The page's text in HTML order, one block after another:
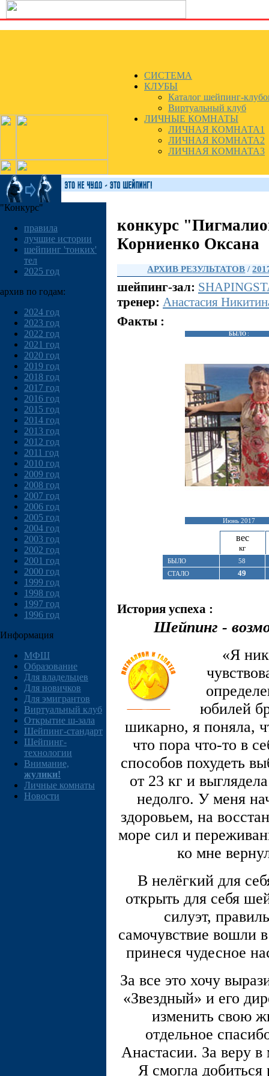
СИСТЕМА
КЛУБЫ
Каталог шейпинг-
Виртуальный клуб
ЛИЧНЫЕ КОМНАТЫ
ЛИЧНАЯ КОМНАТА1
ЛИЧНАЯ КОМНАТА2
ЛИЧНАЯ КОМНАТА3
"Конкурс"
правила
лучшие истории
шейпинг 'тонких'
тел
2025 год
архив по годам:
2024 год
2023 год
2022 год
2021 год
2020 год
2019 год
2018 год
2017 год
2016 год
2015 год
2014 год
2013 год
2012 год
2011 год
2010 год
2009 год
2008 год
2007 год
2006 год
2005 год
2004 год
2003 год
2002 год
2001 год
2000 год
1999 год
1998 год
1997 год
1996 год
Информация
МФШ
Образование
Для владельцев
Для новичков
Для эмигрантов
Виртуальный клуб
Открытие ш-зала
Шейпинг-стандарт
Шейпинг-
технологии
Внимание,
жулики!
Личные комнаты
Новости
конкурс
Корниенко Оксана
АРХИВ РЕЗУЛЬТАТОВ /
шейпинг-зал:
тренер: Анастасия
Факты :
БЫЛО :
Июнь 2017
вес
кг
БЫЛО
58
СТАЛО
49
История успеха :
Шейпинг -
«Я
юбилей
шикарно, я поняла,
что пора что-то в
способов похудеть
от 23 кг и
недолго. У меня
здоровьем, на
море сил и
ко мне
В нелёгкий для
открыть для себя
силуэт,
самочувствие вошли
принеся чудесное
За все это хочу
«Звездный» и его
изменить свою
отдельное
Анастасии. За веру
Я смогла добиться